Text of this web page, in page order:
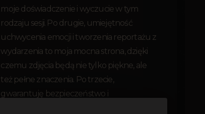
moje doświadczenie i wyczucie w tym
rodzaju sesji. Po drugie, umiejętność
uchwycenia emocji i tworzenia reportażu z
wydarzenia to moja mocna strona, dzięki
czemu zdjęcia będą nie tylko piękne, ale
też pełne znaczenia. Po trzecie,
gwarantuję bezpieczeństwo i